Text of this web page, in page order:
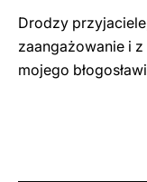
Drodzy
zaangażowanie i
mojego